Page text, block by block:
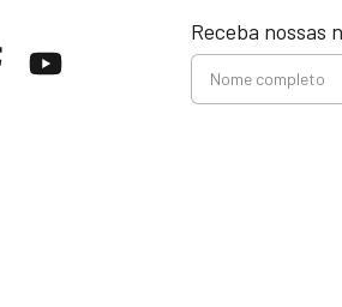
Receba nossas